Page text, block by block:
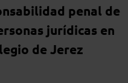
penal de
jurídicas en
de Jerez